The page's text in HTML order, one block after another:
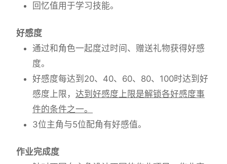
回忆值用于学习技能。
好感度
通过和角色一起度过时间、赠送礼物获得好感
度。
好感度每达到20、40、60、80、100时达到好
感度上限， 达到好感度上限是解锁各好感度事
件的条件之一。
3位主角与5位配角有好感值。
作业完成度